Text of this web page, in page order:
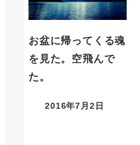
お盆に帰ってくる魂
を見た。空飛んで
た。
2016年7月2日